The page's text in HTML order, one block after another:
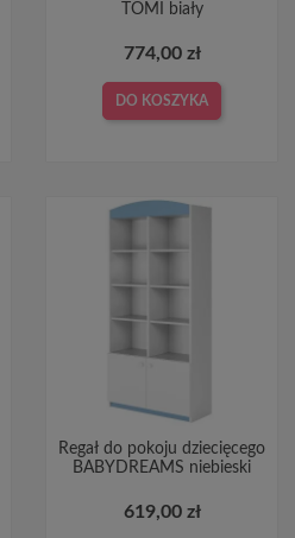
TOMI biały
774,00 zł
DO KOSZYKA
Regał do pokoju dziecięcego
BABYDREAMS niebieski
619,00 zł